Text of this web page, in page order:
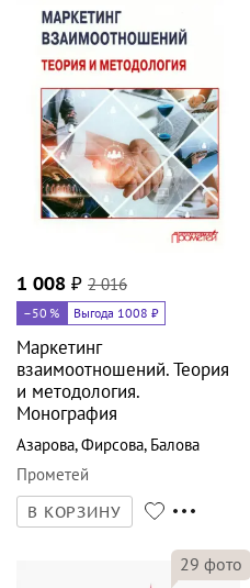
1 008 ₽ 2 016
–50 % Выгода 1008 ₽
Маркетинг
взаимоотношений. Теория
и методология.
Монография
Азарова,Фирсова, Балова
Прометей
В КОРЗИНУ
29 фото